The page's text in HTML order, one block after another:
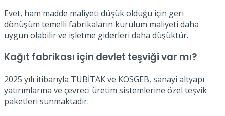
Evet, ham madde maliyeti düşük olduğu için geri
dönüşüm temelli fabrikaların kurulum maliyeti daha
uygun olabilir ve işletme giderleri daha düşüktür.
Kağıt fabrikası için devlet teşviği var mı?
2025 yılı itibarıyla TÜBİTAK ve KOSGEB, sanayi altyapı
yatırımlarına ve çevreci üretim sistemlerine özel teşvik
paketleri sunmaktadır.